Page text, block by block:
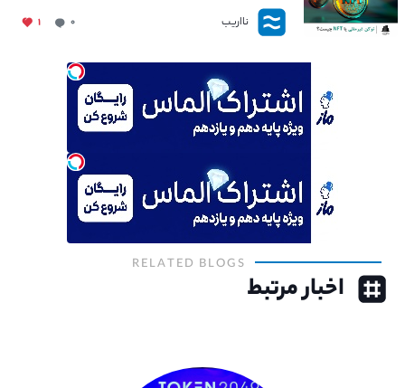
نااریب ۰ ۱
RELATED BLOGS
اخبار مرتبط